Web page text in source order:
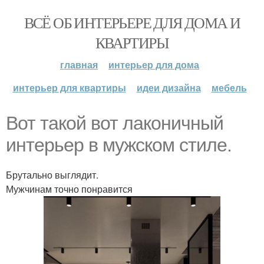
ВСЁ ОБ ИНТЕРЬЕРЕ ДЛЯ ДОМА И
КВАРТИРЫ
главная
интерьер для дома
интерьер для квартиры
идеи дизайна мебель
Вот такой вот лаконичный
интерьер в мужском стиле.
Брутально выглядит.
Мужчинам точно понравится